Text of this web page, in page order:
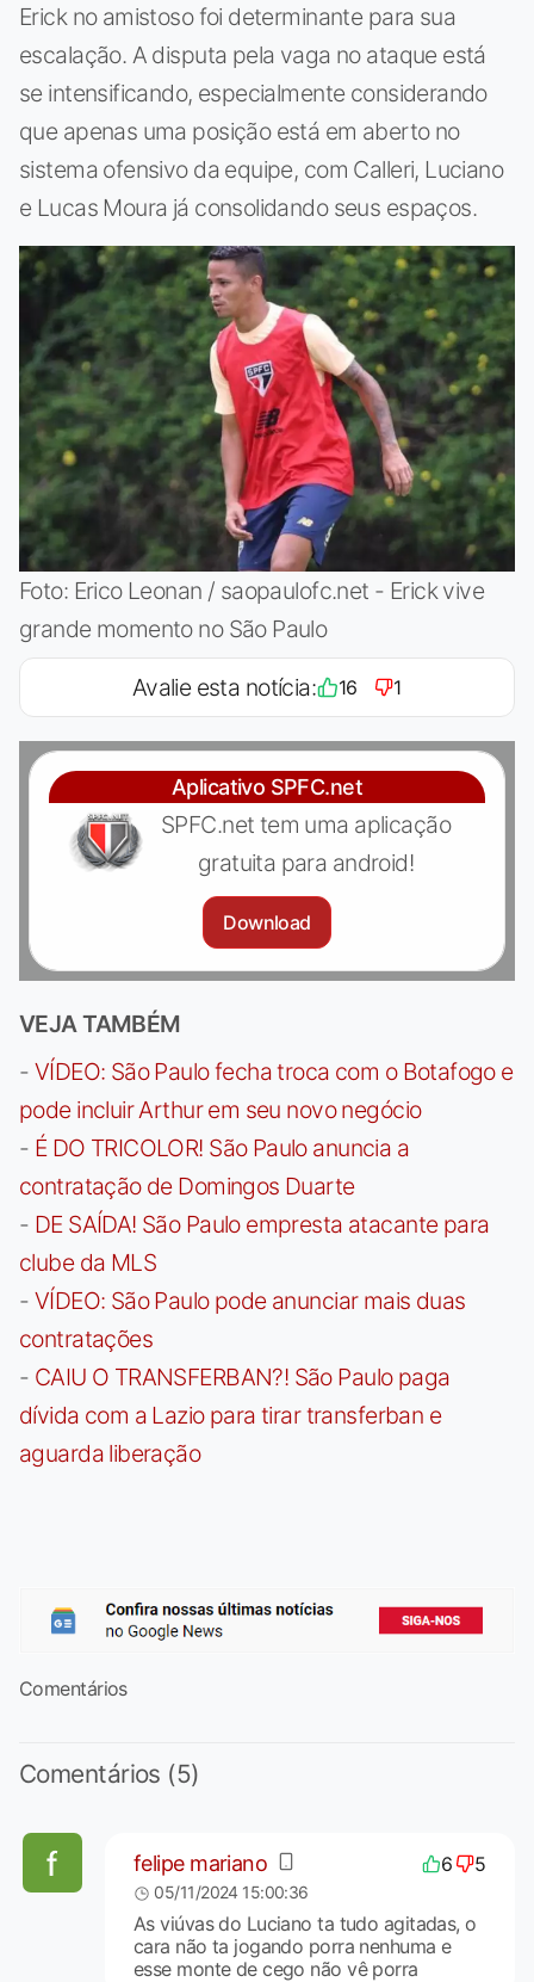
Erick no amistoso foi determinante para sua
escalação. A disputa pela vaga no ataque está
se intensificando, especialmente considerando
que apenas uma posição está em aberto no
sistema ofensivo da equipe, com Calleri, Luciano
e Lucas Moura já consolidando seus espaços.
Foto: Erico Leonan / saopaulofc.net - Erick vive
grande momento no São Paulo
Avalie esta notícia: 16 1
Aplicativo SPFC.net
SPFC.net tem uma aplicação
gratuita para android!
Download
VEJA TAMBÉM
- VÍDEO: São Paulo fecha troca com o Botafogo e
pode incluir Arthur em seu novo negócio
- É DO TRICOLOR! São Paulo anuncia a
contratação de Domingos Duarte
- DE SAÍDA! São Paulo empresta atacante para
clube da MLS
- VÍDEO: São Paulo pode anunciar mais duas
contratações
- CAIU O TRANSFERBAN?! São Paulo paga
dívida com a Lazio para tirar transferban e
aguarda liberação
Comentários
Comentários (5)
felipe mariano 6 5
05/11/2024 15:00:36
As viúvas do Luciano ta tudo agitadas, o
cara não ta jogando porra nenhuma e
esse monte de cego não vê porra